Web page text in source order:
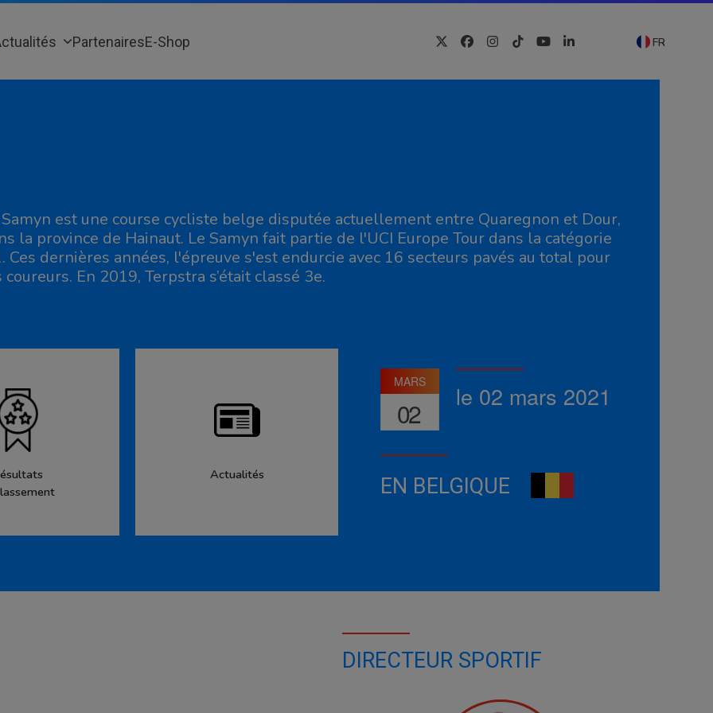
PartenairesE-Shop TwitterFacebook
Instagram
TiktokYouTubeLinkedIn FR
Samyn est une course cycliste belge disputée actuellement entre Quaregnon et Dour,
la province de Hainaut. Le Samyn fait partie de l'UCI Europe Tour dans la catégorie
Ces dernières années, l'épreuve s'est endurcie avec 16 secteurs pavés au total pour
coureurs. En 2019, Terpstra s’était classé 3e.
Actualités
MARS
02
le 02 mars 2021
EN BELGIQUE
DIRECTEUR SPORTIF